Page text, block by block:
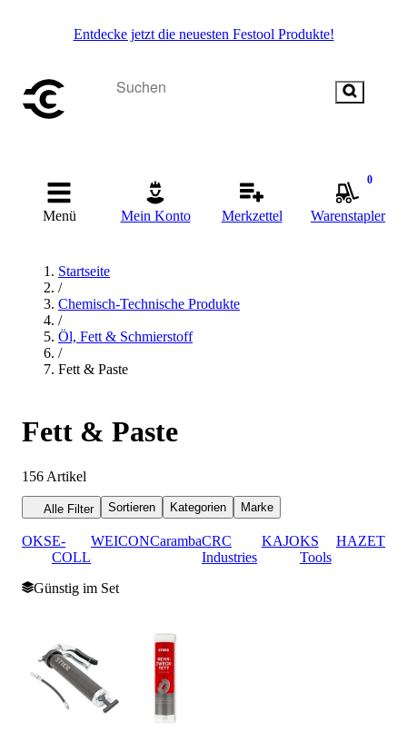
Entdecke jetzt die neuesten Festool Produkte!
Menü Mein Konto Merkzettel
0
Warenstapler
Startseite
/
Chemisch-Technische Produkte
/
Öl, Fett & Schmierstoff
/
Fett & Paste
Fett & Paste
156 Artikel
Alle Filter Sortieren Kategorien Marke
OKSE-
COLL
WEICONCarambaCRC
Industries
KAJOKS
Tools
HAZET
Günstig im Set